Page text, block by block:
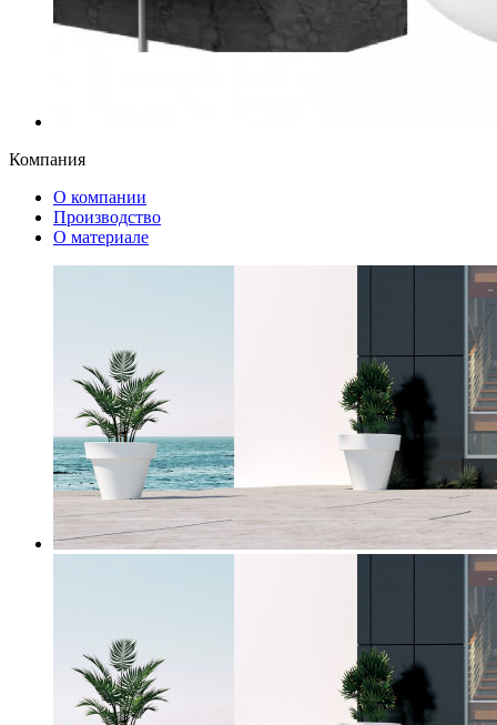
Компания
О компании
Производство
О материале